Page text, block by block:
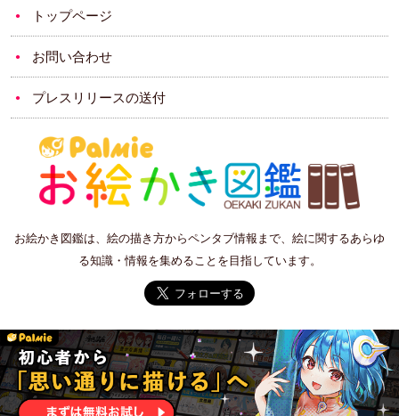
トップページ
お問い合わせ
プレスリリースの送付
お絵かき図鑑は、絵の描き方からペンタブ情報まで、絵に関するあらゆ
る知識・情報を集めることを目指しています。